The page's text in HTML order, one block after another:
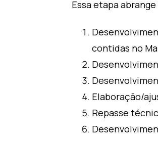
Essa etapa
contidas no
Elaboração/
Repasse